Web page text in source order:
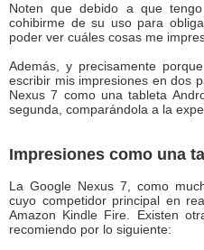
Noten que debido a que
cohibirme de su uso para
poder ver cuáles cosas me
Además, y precisamente
escribir mis impresiones en dos
Nexus 7 como una tableta
segunda, comparándola a la
Impresiones como una
La Google Nexus 7, como
cuyo competidor principal en
Amazon Kindle Fire. Existen
recomiendo por lo siguiente: